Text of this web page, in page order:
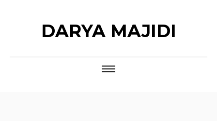
DARYA MAJIDI